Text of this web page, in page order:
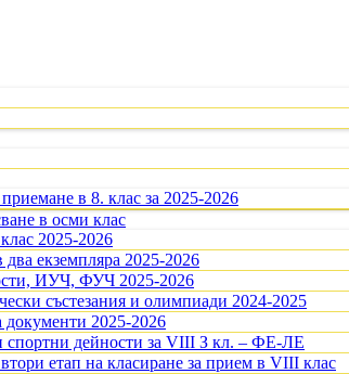
в 8. клас за 2025-2026
в осми клас
2025-2026
екземпляра 2025-2026
ИУЧ, ФУЧ 2025-2026
състезания и олимпиади 2024-2025
документи 2025-2026
дейности за VIII З кл. – ФЕ-ЛЕ
етап на класиране за прием в VIII клас